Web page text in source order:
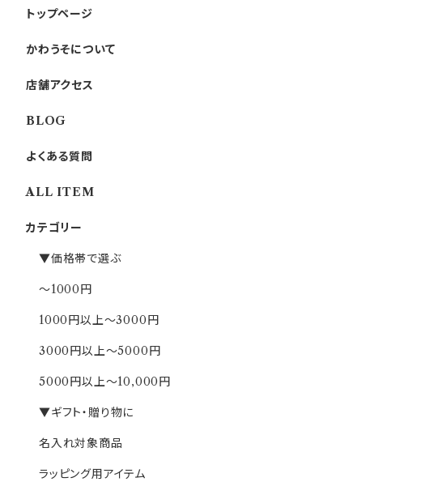
トップページ
かわうそについて
店舗アクセス
BLOG
よくある質問
ALL ITEM
カテゴリー
▼価格帯で選ぶ
～1000円
1000円以上～3000円
3000円以上～5000円
5000円以上～10,000円
▼ギフト・贈り物に
名入れ対象商品
ラッピング用アイテム